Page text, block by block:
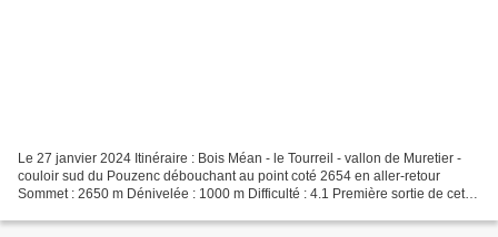
Le 27 janvier 2024 Itinéraire : Bois Méan - le Tourreil - vallon de Muretier -
couloir sud du Pouzenc débouchant au point coté 2654 en aller-retour
Sommet : 2650 m Dénivelée : 1000 m Difficulté : 4.1 Première sortie de cette